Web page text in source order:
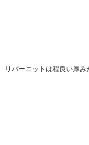
リバーニットは程良い厚